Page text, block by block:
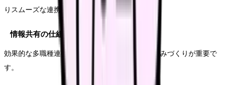
りスムーズな連携体制の構築を目指します。
情報共有の仕組み
効果的な多職種連携の基盤となる情報共有の仕組みづくりが重要で
す。